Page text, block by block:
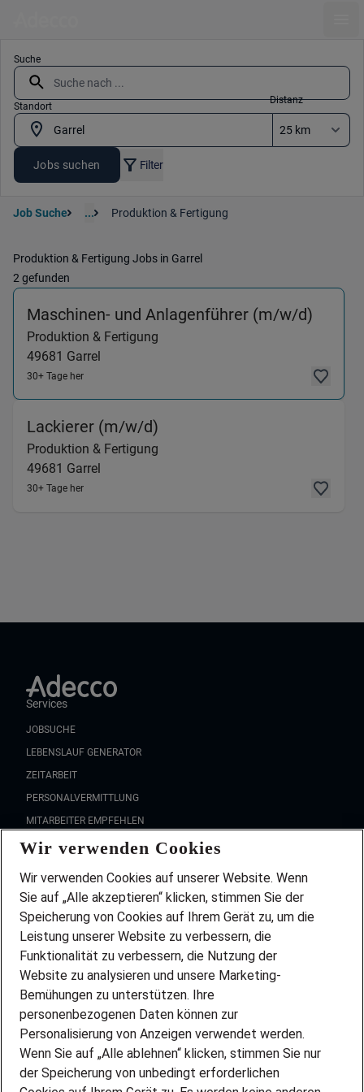
Suche
Standort
Distanz
Jobs suchen Filter
Job Suche ... Produktion & Fertigung
Produktion & Fertigung Jobs in Garrel
2 gefunden
Maschinen- und Anlagenführer (m/w/d)
Produktion & Fertigung
49681 Garrel
30+ Tage her
Lackierer (m/w/d)
Produktion & Fertigung
49681 Garrel
30+ Tage her
Services
JOBSUCHE
LEBENSLAUF GENERATOR
ZEITARBEIT
PERSONALVERMITTLUNG
MITARBEITER EMPFEHLEN
FAQ
Wir stellen ein!
DEINE BERUFSGRUPPE
DEINE LEBENSSITUATION
PARTNERSHIP WITH AIRBUS
INITIATIV BEWERBEN
ÜBER UNS
STANDORTE
BLOG
PRESSE
Wir verwenden Cookies
Wir verwenden Cookies auf unserer Website. Wenn
Sie auf „Alle akzeptieren“ klicken, stimmen Sie der
Speicherung von Cookies auf Ihrem Gerät zu, um die
Leistung unserer Website zu verbessern, die
Funktionalität zu verbessern, die Nutzung der
Website zu analysieren und unsere Marketing-
Bemühungen zu unterstützen. Ihre
personenbezogenen Daten können zur
Personalisierung von Anzeigen verwendet werden.
Wenn Sie auf „Alle ablehnen“ klicken, stimmen Sie nur
der Speicherung von unbedingt erforderlichen